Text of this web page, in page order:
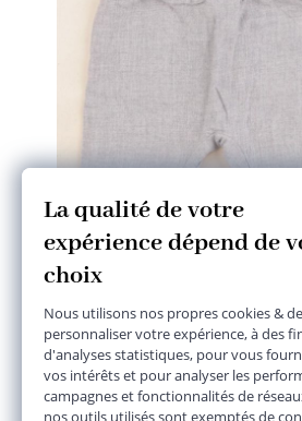
pantalon doublé
3 mois
13,90 €